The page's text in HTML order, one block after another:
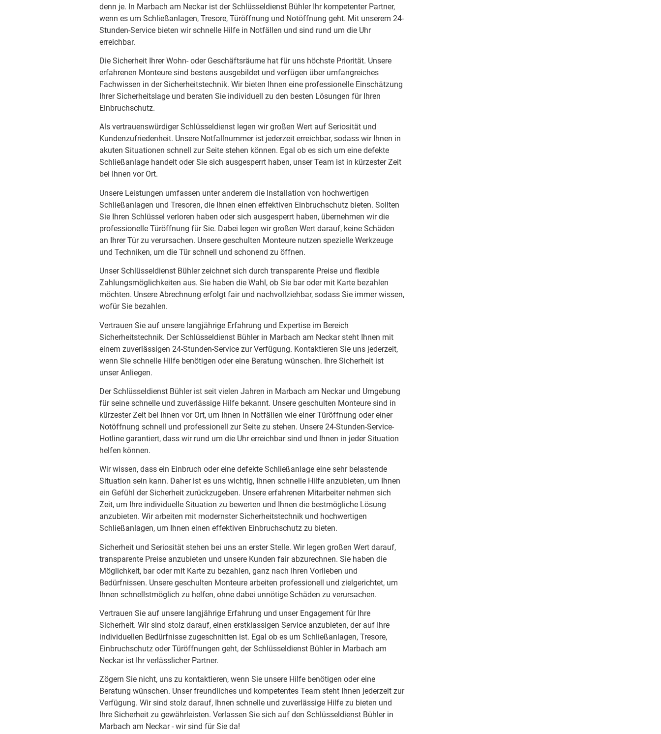
denn je. In Marbach am Neckar ist der Schlüsseldienst Bühler Ihr kompetenter Partner,
wenn es um Schließanlagen, Tresore, Türöffnung und Notöffnung geht. Mit unserem 24-
Stunden-Service bieten wir schnelle Hilfe in Notfällen und sind rund um die Uhr
erreichbar.
Die Sicherheit Ihrer Wohn- oder Geschäftsräume hat für uns höchste Priorität. Unsere
erfahrenen Monteure sind bestens ausgebildet und verfügen über umfangreiches
Fachwissen in der Sicherheitstechnik. Wir bieten Ihnen eine professionelle Einschätzung
Ihrer Sicherheitslage und beraten Sie individuell zu den besten Lösungen für Ihren
Einbruchschutz.
Als vertrauenswürdiger Schlüsseldienst legen wir großen Wert auf Seriosität und
Kundenzufriedenheit. Unsere Notfallnummer ist jederzeit erreichbar, sodass wir Ihnen in
akuten Situationen schnell zur Seite stehen können. Egal ob es sich um eine defekte
Schließanlage handelt oder Sie sich ausgesperrt haben, unser Team ist in kürzester Zeit
bei Ihnen vor Ort.
Unsere Leistungen umfassen unter anderem die Installation von hochwertigen
Schließanlagen und Tresoren, die Ihnen einen effektiven Einbruchschutz bieten. Sollten
Sie Ihren Schlüssel verloren haben oder sich ausgesperrt haben, übernehmen wir die
professionelle Türöffnung für Sie. Dabei legen wir großen Wert darauf, keine Schäden
an Ihrer Tür zu verursachen. Unsere geschulten Monteure nutzen spezielle Werkzeuge
und Techniken, um die Tür schnell und schonend zu öffnen.
Unser Schlüsseldienst Bühler zeichnet sich durch transparente Preise und flexible
Zahlungsmöglichkeiten aus. Sie haben die Wahl, ob Sie bar oder mit Karte bezahlen
möchten. Unsere Abrechnung erfolgt fair und nachvollziehbar, sodass Sie immer wissen,
wofür Sie bezahlen.
Vertrauen Sie auf unsere langjährige Erfahrung und Expertise im Bereich
Sicherheitstechnik. Der Schlüsseldienst Bühler in Marbach am Neckar steht Ihnen mit
einem zuverlässigen 24-Stunden-Service zur Verfügung. Kontaktieren Sie uns jederzeit,
wenn Sie schnelle Hilfe benötigen oder eine Beratung wünschen. Ihre Sicherheit ist
unser Anliegen.
Der Schlüsseldienst Bühler ist seit vielen Jahren in Marbach am Neckar und Umgebung
für seine schnelle und zuverlässige Hilfe bekannt. Unsere geschulten Monteure sind in
kürzester Zeit bei Ihnen vor Ort, um Ihnen in Notfällen wie einer Türöffnung oder einer
Notöffnung schnell und professionell zur Seite zu stehen. Unsere 24-Stunden-Service-
Hotline garantiert, dass wir rund um die Uhr erreichbar sind und Ihnen in jeder Situation
helfen können.
Wir wissen, dass ein Einbruch oder eine defekte Schließanlage eine sehr belastende
Situation sein kann. Daher ist es uns wichtig, Ihnen schnelle Hilfe anzubieten, um Ihnen
ein Gefühl der Sicherheit zurückzugeben. Unsere erfahrenen Mitarbeiter nehmen sich
Zeit, um Ihre individuelle Situation zu bewerten und Ihnen die bestmögliche Lösung
anzubieten. Wir arbeiten mit modernster Sicherheitstechnik und hochwertigen
Schließanlagen, um Ihnen einen effektiven Einbruchschutz zu bieten.
Sicherheit und Seriosität stehen bei uns an erster Stelle. Wir legen großen Wert darauf,
transparente Preise anzubieten und unsere Kunden fair abzurechnen. Sie haben die
Möglichkeit, bar oder mit Karte zu bezahlen, ganz nach Ihren Vorlieben und
Bedürfnissen. Unsere geschulten Monteure arbeiten professionell und zielgerichtet, um
Ihnen schnellstmöglich zu helfen, ohne dabei unnötige Schäden zu verursachen.
Vertrauen Sie auf unsere langjährige Erfahrung und unser Engagement für Ihre
Sicherheit. Wir sind stolz darauf, einen erstklassigen Service anzubieten, der auf Ihre
individuellen Bedürfnisse zugeschnitten ist. Egal ob es um Schließanlagen, Tresore,
Einbruchschutz oder Türöffnungen geht, der Schlüsseldienst Bühler in Marbach am
Neckar ist Ihr verlässlicher Partner.
Zögern Sie nicht, uns zu kontaktieren, wenn Sie unsere Hilfe benötigen oder eine
Beratung wünschen. Unser freundliches und kompetentes Team steht Ihnen jederzeit zur
Verfügung. Wir sind stolz darauf, Ihnen schnelle und zuverlässige Hilfe zu bieten und
Ihre Sicherheit zu gewährleisten. Verlassen Sie sich auf den Schlüsseldienst Bühler in
Marbach am Neckar - wir sind für Sie da!